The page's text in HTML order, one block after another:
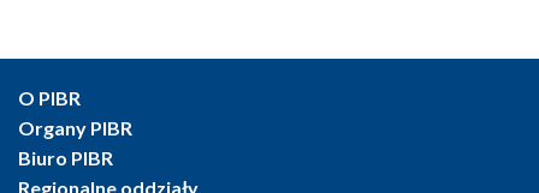
O PIBR
Organy PIBR
Biuro PIBR
Regionalne oddziały